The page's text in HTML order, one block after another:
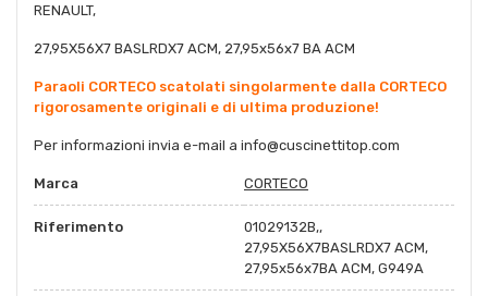
RENAULT,
27,95X56X7 BASLRDX7 ACM, 27,95x56x7 BA ACM
Paraoli CORTECO scatolati singolarmente dalla CORTECO
rigorosamente originali e di ultima produzione!
Per informazioni invia e-mail a info@cuscinettitop.com
Marca CORTECO
Riferimento
01029132B,,
27,95X56X7BASLRDX7 ACM,
27,95x56x7BA ACM, G949A